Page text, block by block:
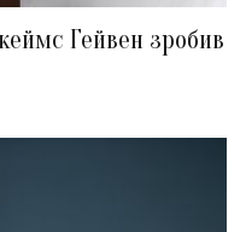
Гейвен зробив